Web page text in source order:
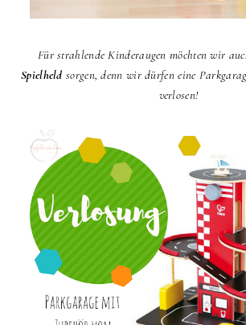
Für strahlende Kinderaugen möchten wir
Spielheld sorgen, denn wir dürfen eine
verlosen!